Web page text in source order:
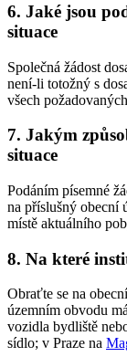
6. Jaké jsou
situace
Společná žádost
není-li totožný s
všech
7. Jakým
situace
Podáním písemné
na příslušný obecní
místě aktuálního
8. Na které
Obraťte se na
územním obvodu
vozidla bydliště
sídlo; v Praze na